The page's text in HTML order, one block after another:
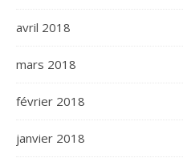
avril 2018
mars 2018
février 2018
janvier 2018